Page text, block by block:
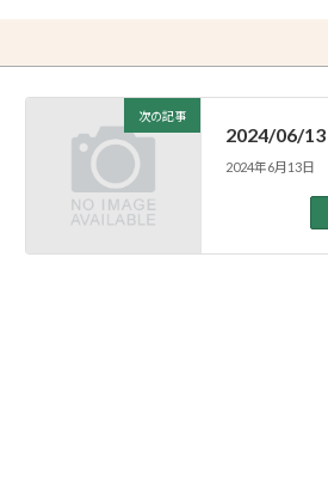
次の記事
2024/06/13
2024年6月13日